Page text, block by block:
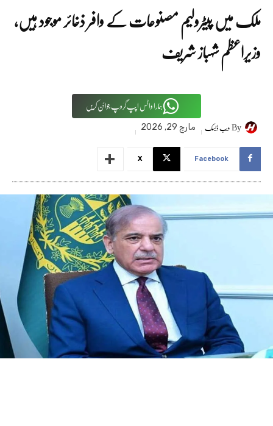
ملک میں پیٹرولیم مصنوعات کے وافر ذخائر موجود ہیں،
وزیراعظم شہباز شریف
ہمارا واٹس اپپ گروپ جوائن کریں
Byویب ڈیسک مارچ 29, 2026
Facebook
X